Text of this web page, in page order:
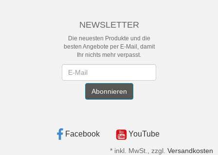
NEWSLETTER
Die neuesten Produkte und die
besten Angebote per E-Mail, damit
Ihr nichts mehr verpasst.
Abonnieren
Facebook YouTube
* inkl. MwSt., zzgl. Versandkosten